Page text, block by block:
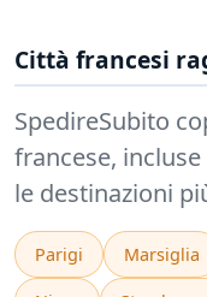
Città francesi
SpedireSubito
francese,
le destinazioni
Parigi Marsiglia